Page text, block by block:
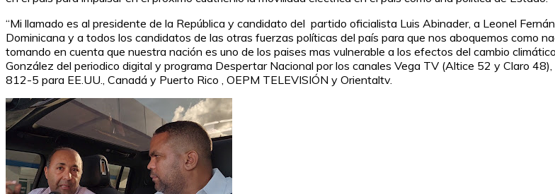
“Mi llamado es al presidente de la República y candidato del partido oficialista Luis Abinader, a Leonel
Dominicana y a todos los candidatos de las otras fuerzas políticas del país para que nos aboquemos como
tomando en cuenta que nuestra nación es uno de los paises mas vulnerable a los efectos del cambio
González del periodico digital y programa Despertar Nacional por los canales Vega TV (Altice 52 y Claro
812-5 para EE.UU., Canadá y Puerto Rico , OEPM TELEVISIÓN y Orientaltv.